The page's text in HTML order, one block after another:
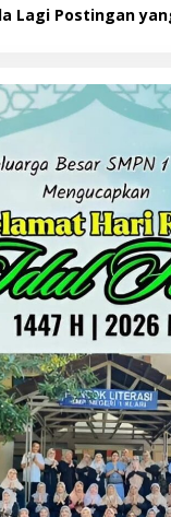
Lagi Postingan